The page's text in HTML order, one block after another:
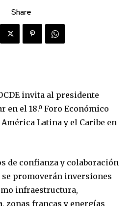
Share
invita al presidente
en el 18.º Foro Económico
Latina y el Caribe en
de confianza y colaboración
se promoverán inversiones
infraestructura,
zonas francas y energías